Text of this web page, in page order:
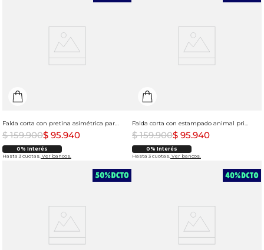
Falda corta con pretina asimétrica para mujer
$ 159.900$ 95.940
0% Interés
Hasta 3 cuotas. Ver bancos.
Falda corta con estampado animal print para mujer
$ 159.900$ 95.940
0% Interés
Hasta 3 cuotas. Ver bancos.